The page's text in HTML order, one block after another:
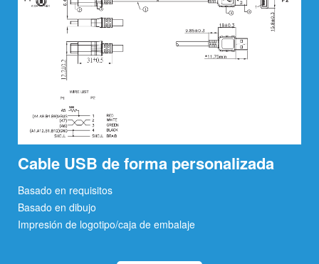
Cable USB de forma personalizada
Basado en requisitos
Basado en dibujo
Impresión de logotipo/caja de embalaje